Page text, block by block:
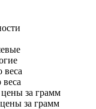
веса
за грамм
за грамм